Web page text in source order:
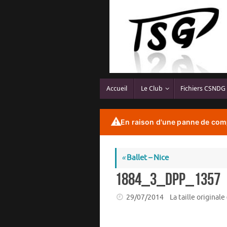
Accueil Le Club Fichiers CSNDG
⚠️En raison d'une panne de
«Ballet – Nice
1884_3_dpp_1357
29/07/2014 La taille